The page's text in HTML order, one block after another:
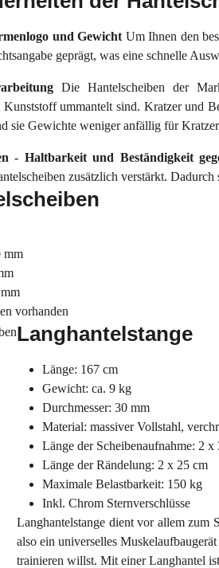
und Gewicht Um Ihnen den
geprägt, was eine schnelle
Die Hantelscheiben der
ummantelt sind. Kratzer und
sie Gewichte weniger anfällig für
- Haltbarkeit und Beständigkeit
zusätzlich verstärkt.
mm
vorhanden
Langhantelstange
Länge: 167 cm
Gewicht: ca. 9 kg
Durchmesser: 30 mm
Material: massiver Vollstahl,
Länge der Scheibenaufnahme: 2 x
Länge der Rändelung: 2 x 25 cm
Maximale Belastbarkeit: 150 kg
Inkl. Chrom Sternverschlüsse
Langhantelstange dient vor allem zum
also ein universelles
trainieren willst. Mit einer Langhantel